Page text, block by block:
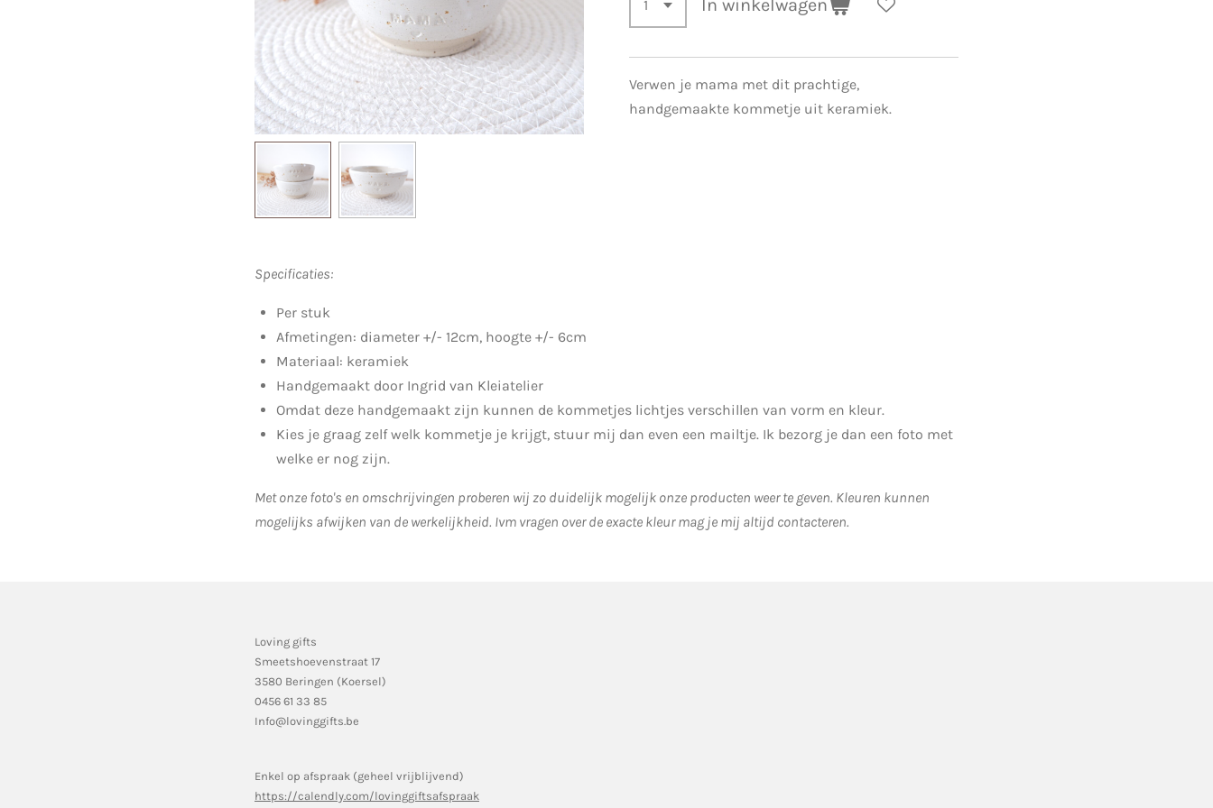
In winkelwagen
Verwen je mama met dit prachtige,
handgemaakte kommetje uit keramiek.
Specificaties:
Per stuk
Afmetingen: diameter +/- 12cm, hoogte +/- 6cm
Materiaal: keramiek
Handgemaakt door Ingrid van Kleiatelier
Omdat deze handgemaakt zijn kunnen de kommetjes lichtjes verschillen van vorm en kleur.
Kies je graag zelf welk kommetje je krijgt, stuur mij dan even een mailtje. Ik bezorg je dan een foto met
welke er nog zijn.
Met onze foto's en omschrijvingen proberen wij zo duidelijk mogelijk onze producten weer te geven. Kleuren kunnen
mogelijks afwijken van de werkelijkheid. Ivm vragen over de exacte kleur mag je mij altijd contacteren.
Loving gifts
Smeetshoevenstraat 17
3580 Beringen (Koersel)
0456 61 33 85
Info@lovinggifts.be
Enkel op afspraak (geheel vrijblijvend)
https://calendly.com/lovinggiftsafspraak